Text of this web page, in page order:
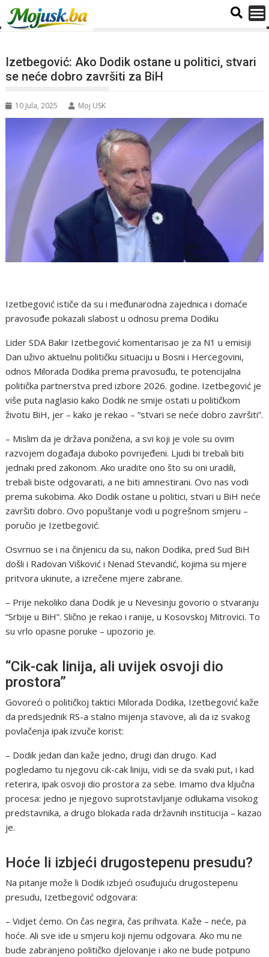
Izetbegović: Ako Dodik ostane u politici, stvari
se neće dobro završiti za BiH
10 Jula, 2025 Moj USK
Izetbegović ističe da su i međunarodna zajednica i domaće
pravosuđe pokazali slabost u odnosu prema Dodiku
Lider SDA Bakir Izetbegović komentarisao je za N1 u emisiji
Dan uživo aktuelnu političku situaciju u Bosni i Hercegovini,
odnos Milorada Dodika prema pravosuđu, te potencijalna
politička partnerstva pred izbore 2026. godine. Izetbegović je
više puta naglasio kako Dodik ne smije ostati u političkom
životu BiH, jer – kako je rekao – “stvari se neće dobro završiti”.
– Mislim da je država ponižena, a svi koji je vole su ovim
razvojem događaja duboko povrijeđeni. Ljudi bi trebali biti
jednaki pred zakonom. Ako uradite ono što su oni uradili,
trebali biste odgovarati, a ne biti amnestirani. Ovo nas vodi
prema sukobima. Ako Dodik ostane u politici, stvari u BiH neće
završiti dobro. Ovo popuštanje vodi u pogrešnom smjeru –
poručio je Izetbegović.
Osvrnuo se i na činjenicu da su, nakon Dodika, pred Sud BiH
došli i Radovan Višković i Nenad Stevandić, kojima su mjere
pritvora ukinute, a izrečene mjere zabrane.
– Prije nekoliko dana Dodik je u Nevesinju govorio o stvaranju
“Srbije u BiH”. Slično je rekao i ranije, u Kosovskoj Mitrovici. To
su vrlo opasne poruke – upozorio je.
“Cik-cak linija, ali uvijek osvoji dio
prostora”
Govoreći o političkoj taktici Milorada Dodika, Izetbegović kaže
da predsjednik RS-a stalno mijenja stavove, ali da iz svakog
povlačenja ipak izvuče korist:
– Dodik jedan dan kaže jedno, drugi dan drugo. Kad
pogledamo tu njegovu cik-cak liniju, vidi se da svaki put, i kad
reterira, ipak osvoji dio prostora za sebe. Imamo dva ključna
procesa: jedno je njegovo suprotstavljanje odlukama visokog
predstavnika, a drugo blokada rada državnih institucija – kazao
je.
Hoće li izbjeći drugostepenu presudu?
Na pitanje može li Dodik izbjeći osuđujuću drugostepenu
presudu, Izetbegović odgovara:
– Vidjet ćemo. On čas negira, čas prihvata. Kaže – neće, pa
hoće. Ali sve ide u smjeru koji njemu odgovara. Ako mu ne
bude zabranjeno političko djelovanje i ako ne bude potpuno